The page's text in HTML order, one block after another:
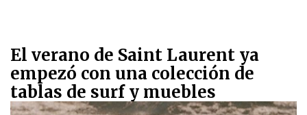
El verano de Saint Laurent ya
empezó con una colección de
tablas de surf y muebles